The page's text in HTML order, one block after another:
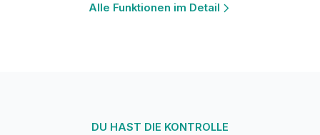
Alle Funktionen im Detail
DU HAST DIE KONTROLLE